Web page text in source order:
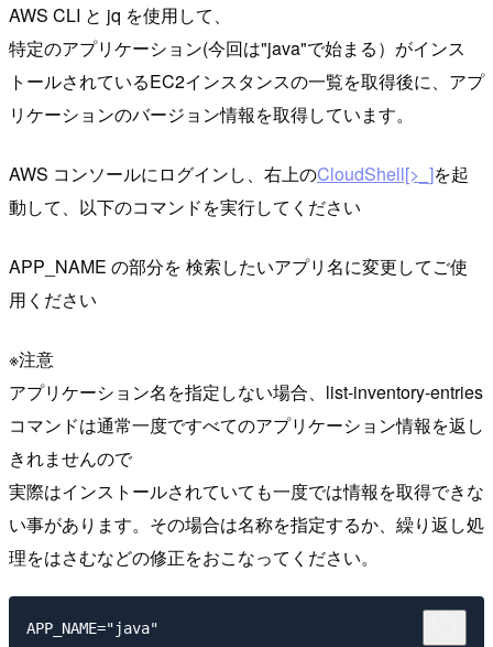
AWS CLI と jq を使用して、
特定のアプリケーション(今回は"java"で始まる）がインス
トールされているEC2インスタンスの一覧を取得後に、アプ
リケーションのバージョン情報を取得しています。
AWS コンソールにログインし、右上のCloudShell[>_]を起
動して、以下のコマンドを実行してください
APP_NAME の部分を 検索したいアプリ名に変更してご使
用ください
※注意
アプリケーション名を指定しない場合、list-inventory-entries
コマンドは通常一度ですべてのアプリケーション情報を返し
きれませんので
実際はインストールされていても一度では情報を取得できな
い事があります。その場合は名称を指定するか、繰り返し処
理をはさむなどの修正をおこなってください。
APP_NAME="java"